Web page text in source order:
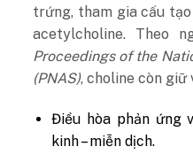
trứng, tham gia cấu
acetylcholine. Theo
Proceedings of the
(PNAS), choline còn giữ
Điều hòa phản ứng
kinh – miễn dịch.